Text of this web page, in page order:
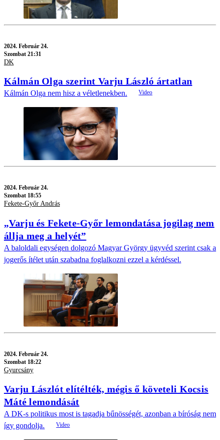
2024. Február 24.
Szombat 21:31
DK
Kálmán Olga szerint Varju László ártatlan
Kálmán Olga nem hisz a véletlenekben.
2024. Február 24.
Szombat 18:55
Fekete-Győr András
„Varju és Fekete-Győr lemondatása jogilag nem
állja meg a helyét”
A baloldali egységen dolgozó Magyar György ügyvéd szerint csak a
jogerős ítélet után szabadna foglalkozni ezzel a kérdéssel.
2024. Február 24.
Szombat 18:22
Gyurcsány
Varju Lászlót elítélték, mégis ő követeli Kocsis
Máté lemondását
A DK-s politikus most is tagadja bűnösségét, azonban a bíróság nem
így gondolja.